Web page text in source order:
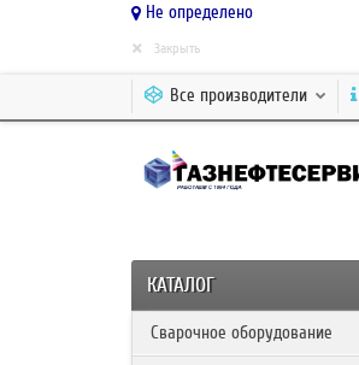
Не определено
× Закрыть
Все производители
КАТАЛОГ
Сварочное оборудование